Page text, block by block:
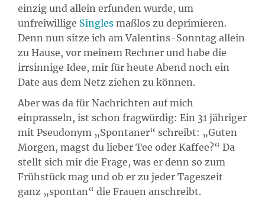
einzig und allein erfunden wurde, um
unfreiwillige Singles maßlos zu deprimieren.
Denn nun sitze ich am Valentins-Sonntag allein
zu Hause, vor meinem Rechner und habe die
irrsinnige Idee, mir für heute Abend noch ein
Date aus dem Netz ziehen zu können.
Aber was da für Nachrichten auf mich
einprasseln, ist schon fragwürdig: Ein 31 jähriger
mit Pseudonym „Spontaner“ schreibt: „Guten
Morgen, magst du lieber Tee oder Kaffee?“ Da
stellt sich mir die Frage, was er denn so zum
Frühstück mag und ob er zu jeder Tageszeit
ganz „spontan“ die Frauen anschreibt.